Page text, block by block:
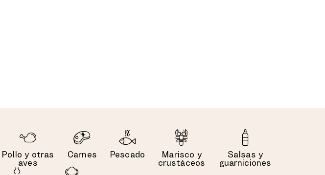
Pollo y otras
aves
Carnes Pescado
Marisco y
crustáceos
Salsas y
guarniciones